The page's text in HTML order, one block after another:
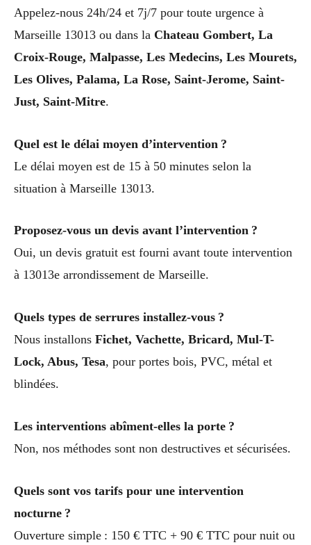
Appelez-nous 24h/24 et 7j/7 pour toute urgence à
Marseille 13013 ou dans la Chateau Gombert, La
Croix-Rouge, Malpasse, Les Medecins, Les Mourets,
Les Olives, Palama, La Rose, Saint-Jerome, Saint-
Just, Saint-Mitre.
Quel est le délai moyen d’intervention ?
Le délai moyen est de 15 à 50 minutes selon la
situation à Marseille 13013.
Proposez-vous un devis avant l’intervention ?
Oui, un devis gratuit est fourni avant toute intervention
à 13013e arrondissement de Marseille.
Quels types de serrures installez-vous ?
Nous installons Fichet, Vachette, Bricard, Mul-T-
Lock, Abus, Tesa, pour portes bois, PVC, métal et
blindées.
Les interventions abîment-elles la porte ?
Non, nos méthodes sont non destructives et sécurisées.
Quels sont vos tarifs pour une intervention
nocturne ?
Ouverture simple : 150 € TTC + 90 € TTC pour nuit ou